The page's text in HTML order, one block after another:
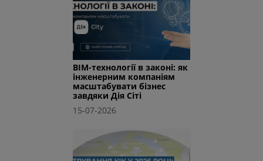
BIM-технології в законі: як
інженерним компаніям
масштабувати бізнес
завдяки Дія Сіті
15-07-2026